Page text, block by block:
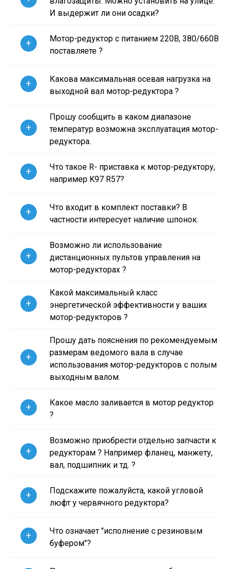
И выдержит ли они осадки?
Мотор-редуктор с питанием 220В, 380/660В
поставляете ?
+
Какова максимальная осевая нагрузка на
выходной вал мотор-редуктора ?
+
Прошу сообщить в каком диапазоне
температур возможна эксплуатация мотор-
редуктора.
+
Что такое R- приставка к мотор-редуктору,
например K97 R57?
+
Что входит в комплект поставки? В
частности интересует наличие шпонок.
+
Возможно ли использование
дистанционных пультов управления на
мотор-редукторах ?
+
Какой максимальный класс
энергетической эффективности у ваших
мотор-редукторов ?
+
Прошу дать пояснения по рекомендуемым
размерам ведомого вала в случае
использования мотор-редукторов с полым
выходным валом.
+
Какое масло заливается в мотор редуктор
?
+
Возможно приобрести отдельно запчасти к
редукторам ? Например фланец, манжету,
вал, подшипник и тд. ?
+
Подскажите пожалуйста, какой угловой
люфт у червячного редуктора?
+
Что означает "исполнение с резиновым
буфером"?
+